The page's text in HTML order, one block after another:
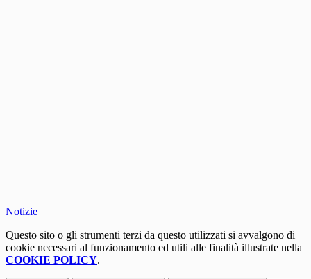
Notizie
Questo sito o gli strumenti terzi da questo utilizzati si avvalgono di
cookie necessari al funzionamento ed utili alle finalità illustrate nella
COOKIE POLICY.